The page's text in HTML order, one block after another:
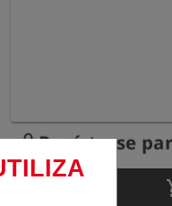
lockRegístrese
Cantidad